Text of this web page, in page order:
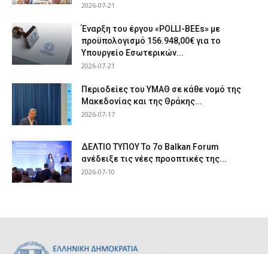
2026-07-21
Έναρξη του έργου «POLLI-BEEs» με
προϋπολογισμό 156.948,00€ για το
Υπουργείο Εσωτερικών...
2026-07-21
Περιοδείες του ΥΜΑΘ σε κάθε νομό της
Μακεδονίας και της Θράκης...
2026-07-17
ΔΕΛΤΙΟ ΤΥΠΟΥ Το 7ο Balkan Forum
ανέδειξε τις νέες προοπτικές της...
2026-07-10